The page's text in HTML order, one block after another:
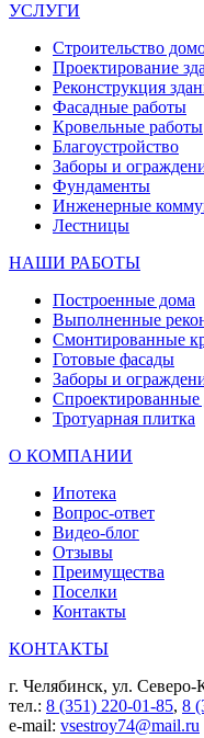
УСЛУГИ
Строительство
Проектирование
Реконструкция
Фасадные работы
Кровельные работы
Благоустройство
Заборы и
Фундаменты
Инженерные
Лестницы
НАШИ РАБОТЫ
Построенные дома
Выполненные
Смонтированные
Готовые фасады
Заборы и
Спроектированные
Тротуарная плитка
О КОМПАНИИ
Ипотека
Вопрос-ответ
Видео-блог
Отзывы
Преимущества
Поселки
Контакты
КОНТАКТЫ
г. Челябинск, ул.
тел.: 8 (351) 220-01-85, 8
e-mail: vsestroy74@mail.ru